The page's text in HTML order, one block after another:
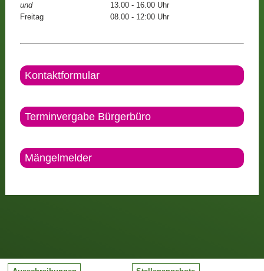
und
13.00 - 16.00 Uhr
Freitag
08.00 - 12:00 Uhr
Kontaktformular
Terminvergabe Bürgerbüro
Mängelmelder